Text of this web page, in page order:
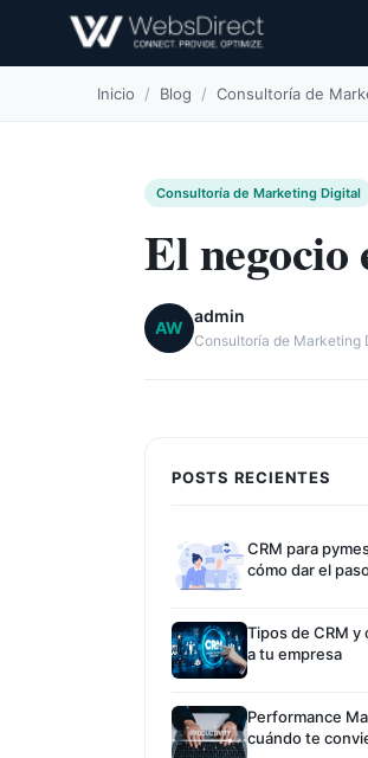
Inicio / Blog / Consultoría de
Consultoría de Marketing Digital
El negocio
AW
admin
Consultoría de Marketing
POSTS RECIENTES
CRM para
cómo dar el
Tipos de CRM y
a tu empresa
Performance
cuándo te